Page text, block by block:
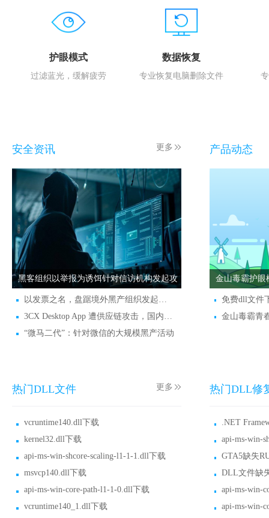
护眼模式
过滤蓝光，缓解疲劳
数据恢复
专业恢复电脑删除文件
安全资讯 更多
黑客组织以举报为诱饵针对信访机构发起攻
击
以发票之名，盘踞境外黑产组织发起的钓鱼活动分析
3CX Desktop App 遭供应链攻击，国内用户也未幸免
“微马二代”：针对微信的大规模黑产活动
产品动态
金山毒霸护眼
免费dll文件
金山毒霸青
热门DLL文件 更多
vcruntime140.dll下载
kernel32.dll下载
api-ms-win-shcore-scaling-l1-1-1.dll下载
msvcp140.dll下载
api-ms-win-core-path-l1-1-0.dll下载
vcruntime140_1.dll下载
热门DLL修